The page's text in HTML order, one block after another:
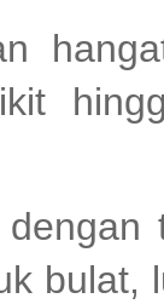
bulat,